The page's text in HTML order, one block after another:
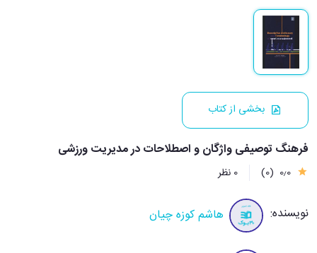
بخشی از کتاب
فرهنگ توصیفی واژگان و اصطلاحات در مدیریت ورزشی
0٫0 (0) 0 نظر
نویسنده: هاشم کوزه چیان